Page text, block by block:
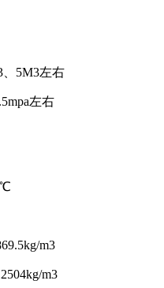
、5M3左右
左右
m3
m3